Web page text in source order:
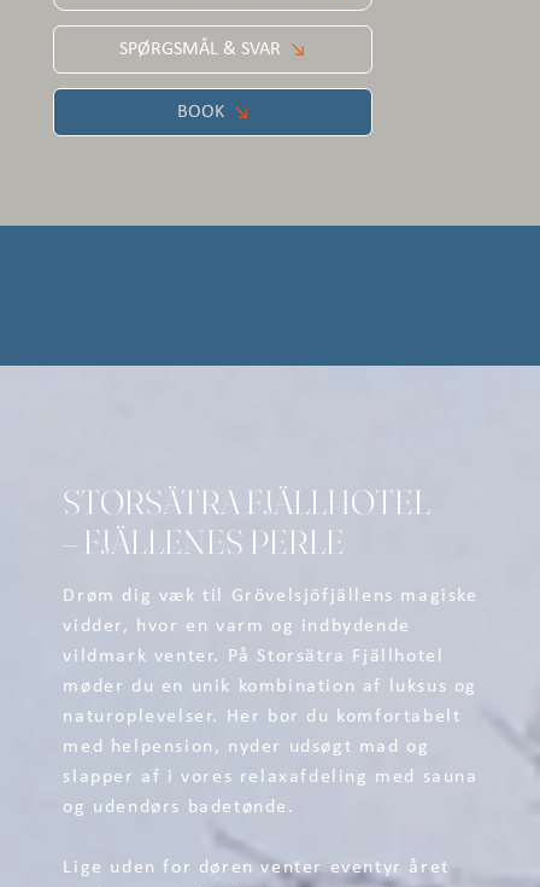
SPØRGSMÅL & SVAR
BOOK
STORSÄTRA FJÄLLHOTEL
– FJÄLLENES PERLE
Drøm dig væk til Grövelsjöfjällens magiske
vidder, hvor en varm og indbydende
vildmark venter. På Storsätra Fjällhotel
møder du en unik kombination af luksus og
naturoplevelser. Her bor du komfortabelt
med helpension, nyder udsøgt mad og
slapper af i vores relaxafdeling med sauna
og udendørs badetønde.
Lige uden for døren venter eventyr året